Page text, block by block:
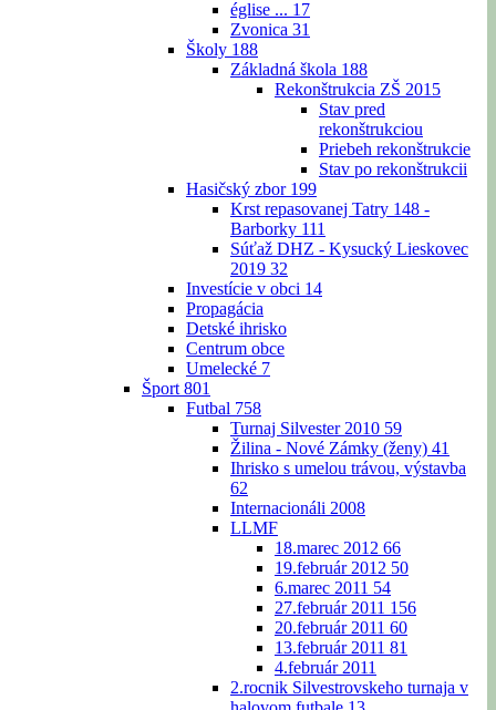
église ... 17
Zvonica 31
Školy 188
Základná škola 188
Rekonštrukcia ZŠ 2015
Stav pred
rekonštrukciou
Priebeh rekonštrukcie
Stav po rekonštrukcii
Hasičský zbor 199
Krst repasovanej Tatry 148 -
Barborky 111
Súťaž DHZ - Kysucký Lieskovec
2019 32
Investície v obci 14
Propagácia
Detské ihrisko
Centrum obce
Umelecké 7
Šport 801
Futbal 758
Turnaj Silvester 2010 59
Žilina - Nové Zámky (ženy) 41
Ihrisko s umelou trávou, výstavba
62
Internacionáli 2008
LLMF
18.marec 2012 66
19.február 2012 50
6.marec 2011 54
27.február 2011 156
20.február 2011 60
13.február 2011 81
4.február 2011
2.rocnik Silvestrovskeho turnaja v